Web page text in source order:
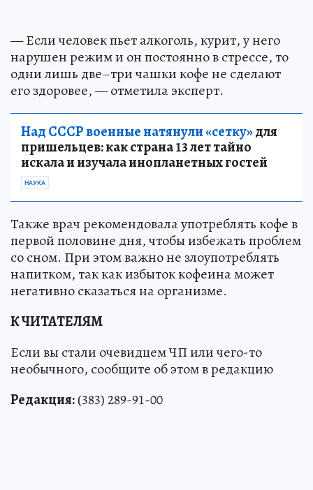
— Если человек пьет алкоголь, курит, у него
нарушен режим и он постоянно в стрессе, то
одни лишь две–три чашки кофе не сделают
его здоровее, — отметила эксперт.
Над СССР военные натянули «сетку»для
пришельцев: как страна 13 лет тайно
искала и изучала инопланетных гостей
НАУКА
Также врач рекомендовала употреблять кофе в
первой половине дня, чтобы избежать проблем
со сном. При этом важно не злоупотреблять
напитком, так как избыток кофеина может
негативно сказаться на организме.
К ЧИТАТЕЛЯМ
Если вы стали очевидцем ЧП или чего-то
необычного, сообщите об этом в редакцию
Редакция:(383) 289-91-00